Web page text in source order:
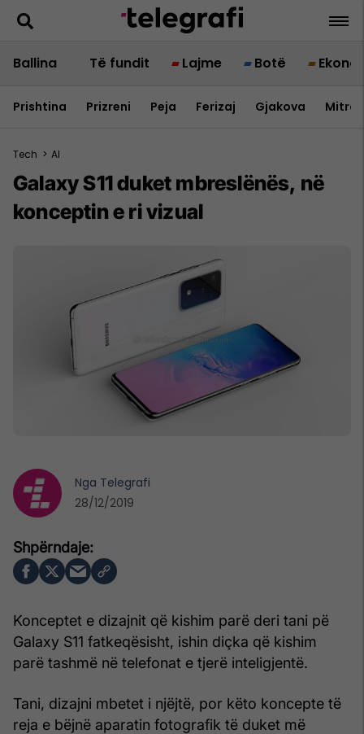
Ballina Të fundit Lajme Botë
Prishtina Prizreni Peja Ferizaj Gjakova
Tech > AI
Galaxy S11 duket mbreslënës, në
konceptin e ri vizual
Konceptet e dizajnit që kishim parë deri tani pë
Galaxy S11 fatkeqësisht, ishin diçka që kishim
parë tashmë në telefonat e tjerë inteligjentë.
Tani, dizajni mbetet i njëjtë, por këto koncepte të
reja e bëjnë aparatin fotografik të duket më
Nga Telegrafi
28/12/2019